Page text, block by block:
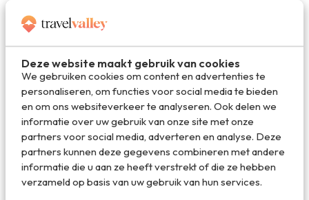
Deze website maakt gebruik van cookies
We gebruiken cookies om content en advertenties te
personaliseren, om functies voor social media te bieden
en om ons websiteverkeer te analyseren. Ook delen we
informatie over uw gebruik van onze site met onze
partners voor social media, adverteren en analyse. Deze
partners kunnen deze gegevens combineren met andere
informatie die u aan ze heeft verstrekt of die ze hebben
verzameld op basis van uw gebruik van hun services.
In steden als
springlevend dit land is. InSalentoduik je de Cocora vallei
in, een van de mooiste plekken die Colombia rijk is. En dan
is er nogGuatapé, een de meest kleurrijke plekken op
aarde. Voor iedereen die snakt naar een dosis avontuur is
dit het beste land om in 2021 je vakantie door te brengen.
▸Bekijk reizen naar Colombia